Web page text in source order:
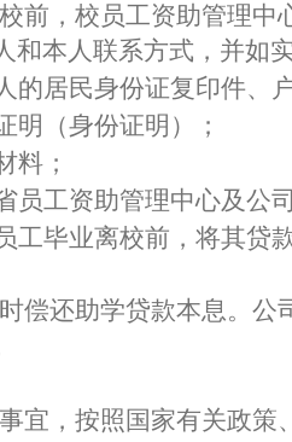
前，校员工资助管理中
本人联系方式，并如
的居民身份证复印件、
明（身份证明）；
料；
员工资助管理中心及公
工毕业离校前，将其贷
偿还助学贷款本息。公
宜，按照国家有关政策